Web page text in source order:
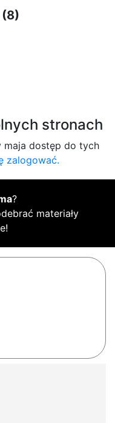
(8)
stronach
maja dostęp do tych
zalogować.
?
materiały